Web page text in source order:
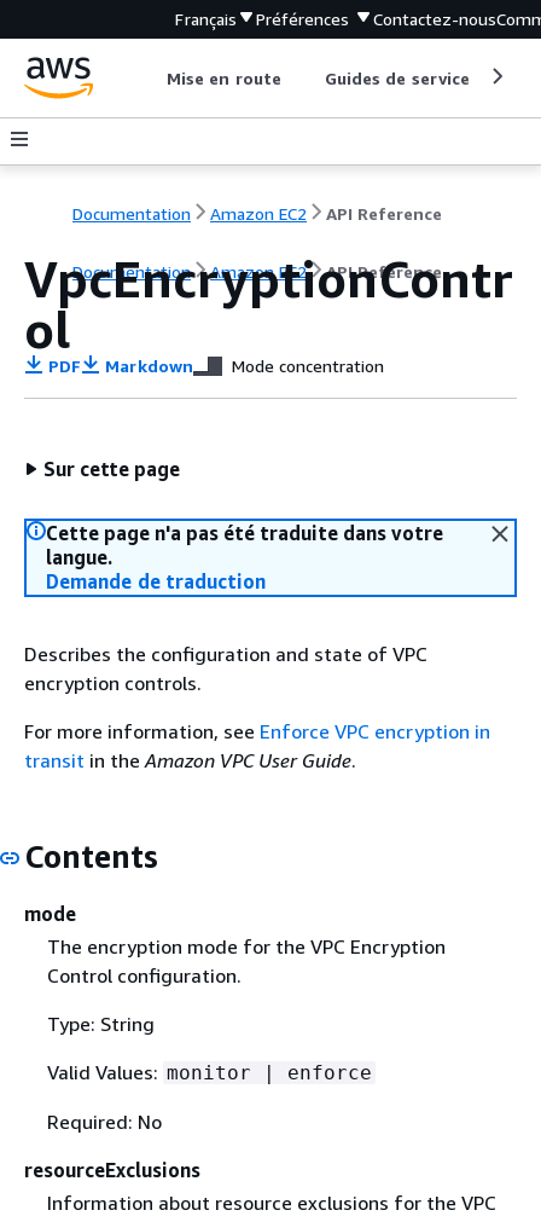
Français Préférences Contactez-nous
Mise en route Guides de service
Documentation Amazon EC2 API Reference
Documentation Amazon EC2 API Reference
VpcEncryptionContr
ol
PDF Markdown Mode concentration
Sur cette page
Cette page n'a pas été traduite dans votre
langue.
Demande de traduction
Describes the configuration and state of VPC
encryption controls.
For more information, see Enforce VPC encryption in
transit in theAmazon VPC User Guide.
Contents
mode
The encryption mode for the VPC Encryption
Control configuration.
Type: String
Valid Values: monitor | enforce
Required: No
resourceExclusions
Information about resource exclusions for the VPC